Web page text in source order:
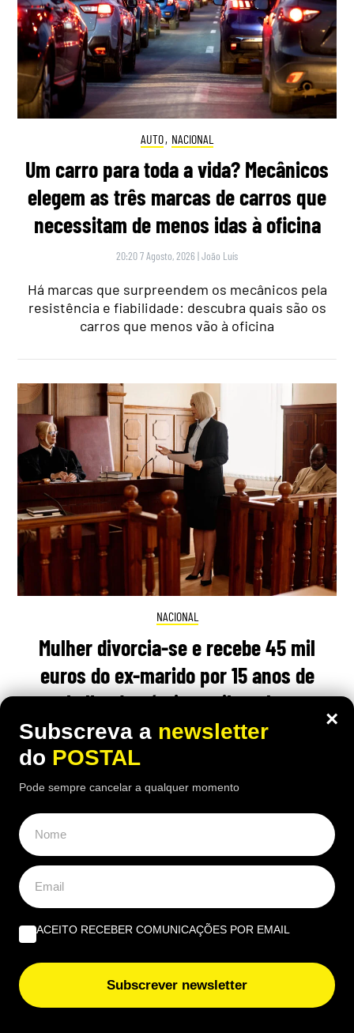
AUTO, NACIONAL
Um carro para toda a vida? Mecânicos
elegem as três marcas de carros que
necessitam de menos idas à oficina
20:20 7 Agosto, 2026 |João Luís
Há marcas que surpreendem os mecânicos pela
resistência e fiabilidade: descubra quais são os
carros que menos vão à oficina
NACIONAL
Mulher divorcia-se e recebe 45 mil
euros do ex-marido por 15 anos de
trabalho doméstico: tribunal teve
‘palavra final’
19:50 7 Agosto, 2026
Após o divórcio, tribunal reconheceu o valor
económico de 15 anos de trabalho doméstico e
fixou uma compensação de 45 mil euros
serão as regiões mais afetadas
×
Subscreva a newsletter
do POSTAL
Pode sempre cancelar a qualquer momento
ACEITO RECEBER COMUNICAÇÕES POR EMAIL
Subscrever newsletter